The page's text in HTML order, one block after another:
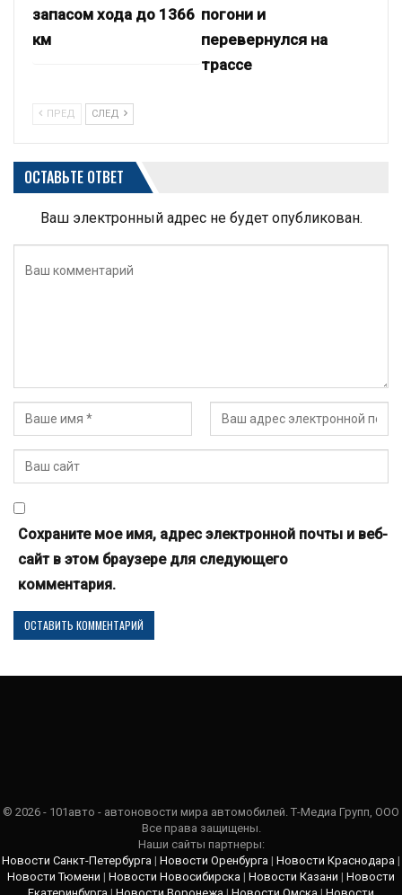
запасом хода до 1366
км
погони и
перевернулся на
трассе
ПРЕД СЛЕД
ОСТАВЬТЕ ОТВЕТ
Ваш электронный адрес не будет опубликован.
Сохраните мое имя, адрес электронной почты и веб-
сайт в этом браузере для следующего
комментария.
© 2026 - 101авто - автоновости мира автомобилей. Т-Медиа Групп, ООО
Все права защищены.
Наши сайты партнеры:
Новости Санкт-Петербурга | Новости Оренбурга | Новости Краснодара |
Новости Тюмени | Новости Новосибирска | Новости Казани | Новости